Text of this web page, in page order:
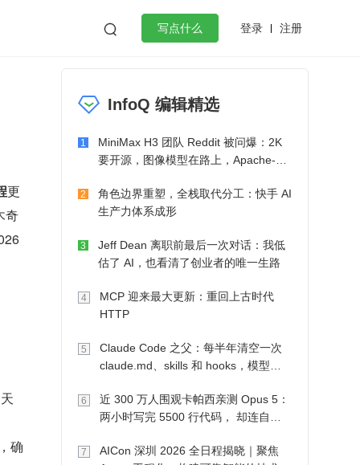
 写点什么 登录 注册
微服务架构 flutter
更
奇
确
InfoQ 编辑精选
1
MiniMax H3 团队 Reddit 被问爆：2K
要开源，图像模型在路上，Apache-2.0
2
角色边界重塑，全栈取代分工：快手 AI
生产力体系成形
3
Jeff Dean 离职前最后一次对话：我低
估了 AI，也看清了创业者的唯一生路
4
MCP 迎来最大更新：重回上古时代
HTTP
5
Claude Code 之父：每半年清空一次
claude.md、skills 和 hooks，模型自
6
近 300 万人围观卡帕西亲测 Opus 5：
两小时写完 5500 行代码， 却连自己
7
AICon 深圳 2026 全日程揭晓｜聚焦